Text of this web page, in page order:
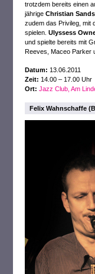
trotzdem bereits einen
jährigeChristian Sands
zudem das Privileg, mit
spielen.Ulyssess
und spielte bereits mit
Reeves, Maceo Parker
Datum: 13.06.2011
Zeit: 14.00 – 17.00 Uhr
Ort: Jazz Club, Am
Felix Wahnschaffe